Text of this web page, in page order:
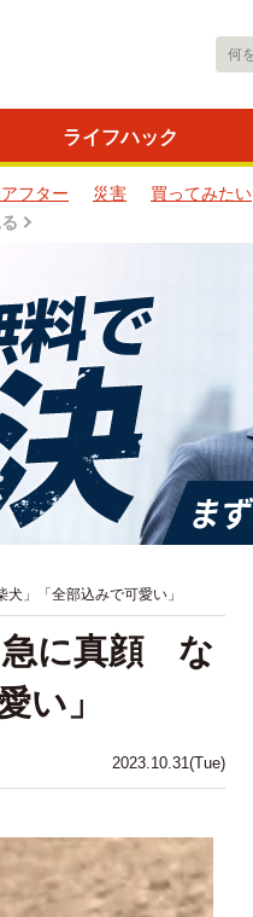
ライフハック
フター 災害 買ってみたい
」「全部込みで可愛い」
2023.10.31(Tue)
急に真顔 な
い」